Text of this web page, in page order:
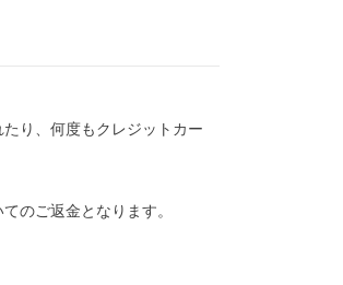
り、何度もクレジットカー
のご返金となります。